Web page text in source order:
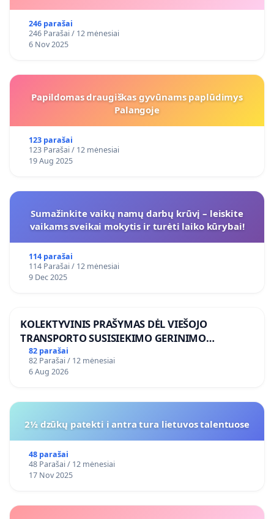
246 parašai
246 Parašai / 12 mėnesiai
6 Nov 2025
Papildomas draugiškas gyvūnams paplūdimys
Palangoje
123 parašai
123 Parašai / 12 mėnesiai
19 Aug 2025
Sumažinkite vaikų namų darbų krūvį – leiskite
vaikams sveikai mokytis ir turėti laiko kūrybai!
114 parašai
114 Parašai / 12 mėnesiai
9 Dec 2025
KOLEKTYVINIS PRAŠYMAS DĖL VIEŠOJO
TRANSPORTO SUSISIEKIMO GERINIMO
VOSYLIUKŲ KAIME
82 parašai
82 Parašai / 12 mėnesiai
6 Aug 2026
2½ dzūkų patekti i antra tura lietuvos talentuose
48 parašai
48 Parašai / 12 mėnesiai
17 Nov 2025